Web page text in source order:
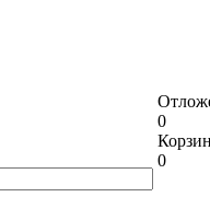
0
0